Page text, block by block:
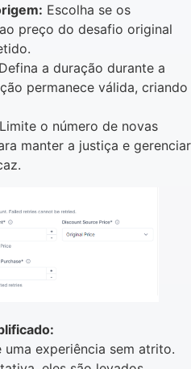
Escolha se os
preço do desafio original
Defina a duração durante a
permanece válida, criando
Limite o número de novas
manter a justiça e gerenciar
experiência sem atrito.